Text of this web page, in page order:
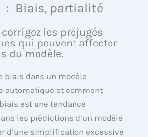
: Biais, partialité
les préjugés
qui peuvent affecter
du modèle.
biais dans un modèle
automatique et comment
est une tendance
les prédictions d’un modèle
d’une simplification excessive